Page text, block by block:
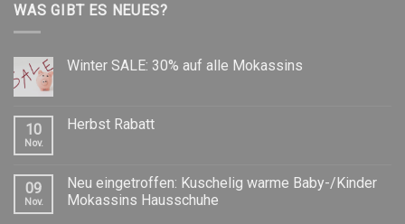
WAS GIBT ES NEUES?
Winter SALE: 30% auf alle Mokassins
10
Nov.
Herbst Rabatt
09
Nov.
Neu eingetroffen: Kuschelig warme Baby-/Kinder
Mokassins Hausschuhe